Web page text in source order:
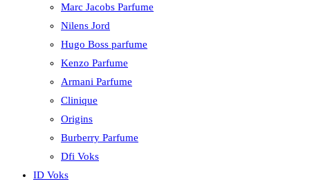
Marc Jacobs Parfume
Nilens Jord
Hugo Boss parfume
Kenzo Parfume
Armani Parfume
Clinique
Origins
Burberry Parfume
Dfi Voks
ID Voks